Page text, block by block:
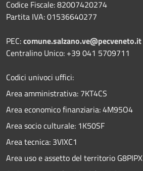
Codice Fiscale: 82007420274
Partita IVA: 01536640277
PEC:comune.salzano.ve@pecveneto.it
Centralino Unico: +39 041 5709711
Codici univoci uffici:
Area amministrativa: 7KT4CS
Area economico finanziaria: 4M95O4
Area socio culturale: 1K50SF
Area tecnica: 3VIXC1
Area uso e assetto del territorio G8PIPX